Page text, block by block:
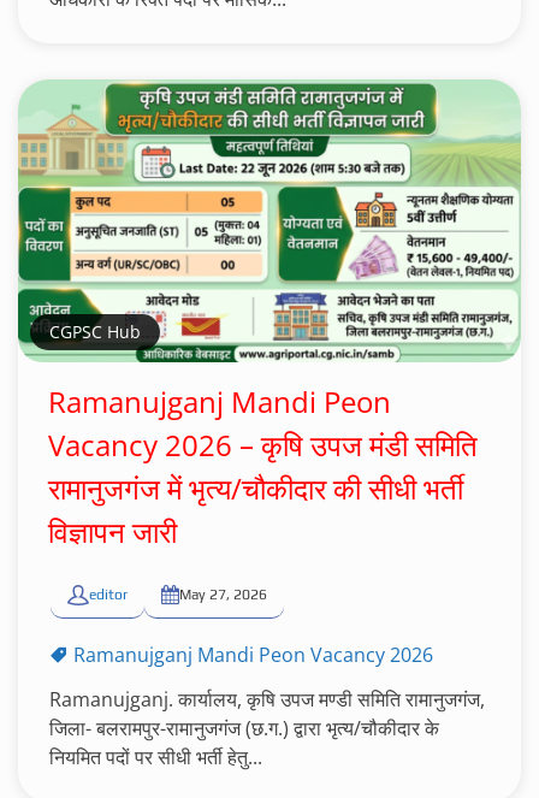
CGPSC Hub
Ramanujganj Mandi Peon
Vacancy 2026 – कृषि उपज मंडी समिति
रामानुजगंज में भृत्य/चौकीदार की सीधी भर्ती
विज्ञापन जारी
editor May 27, 2026
Ramanujganj Mandi Peon Vacancy 2026
Ramanujganj. कार्यालय, कृषि उपज मण्डी समिति रामानुजगंज,
जिला- बलरामपुर-रामानुजगंज (छ.ग.) द्वारा भृत्य/चौकीदार के
नियमित पदों पर सीधी भर्ती हेतु...